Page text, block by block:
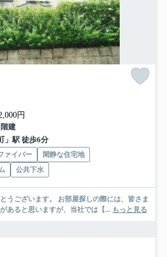
円
建
」駅 徒歩6分
ァイバー
閑静な住宅地
公共下水
部屋探しの際には、皆さま
あると思いますが、当社では【... もっと見る